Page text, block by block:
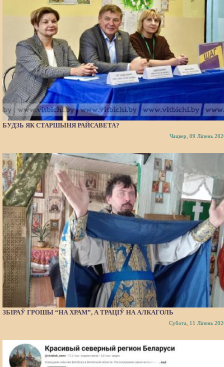
БУДЗЬ ЯК СТАРШЫНЯ РАЙСАВЕТА?
Чацвер, 09 Ліпень
ЗБІРАЎ ГРОШЫ “НА ХРАМ”, А ТРАЦІЎ НА АЛКАГОЛЬ
Субота, 11 Ліпень